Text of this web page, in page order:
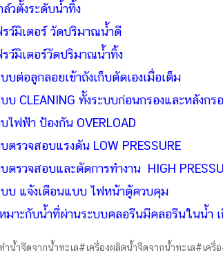
ล์วตั้งระดับน้ำทิ้ง
ว์มิเตอร์ วัดปริมาณน้ำดี
ว์มิเตอร์วัดปริมาณน้ำทิ้ง
บต่อลูกลอยเข้าถังเก็บตัดเองเมื่อเต็ม
บ CLEANING ทั้งระบบก่อนกรองและหลังกร
ไฟฟ้า ป้องกัน OVERLOAD
ตรวจสอบแรงดัน LOW PRESSURE
ตรวจสอบและตัดการทำงาน HIGH
บ แจ้งเตือนแบบ ไฟหน้าตู้ควบคุม
มาะกับน้ำที่ผ่านระบบคลอรีนมีคลอรีนในน้ำ
ำน้ำจืดจากน้ำทะเล#เครื่องผลิตน้ำจืดจากน้ำทะเล#เค